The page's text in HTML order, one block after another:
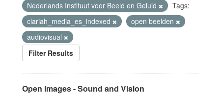
Nederlands Instituut voor Beeld en Geluid
Tags:
clariah_media_es_indexed
open beelden
audiovisual
Filter Results
Open Images - Sound and Vision